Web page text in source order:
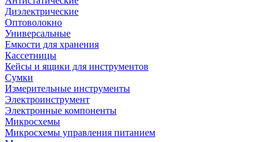
Диэлектрические
Оптоволокно
Универсальные
Емкости для хранения
Кассетницы
Кейсы и ящики для инструментов
Сумки
Измерительные инструменты
Электроинструмент
Электронные компоненты
Микросхемы
Микросхемы управления питанием